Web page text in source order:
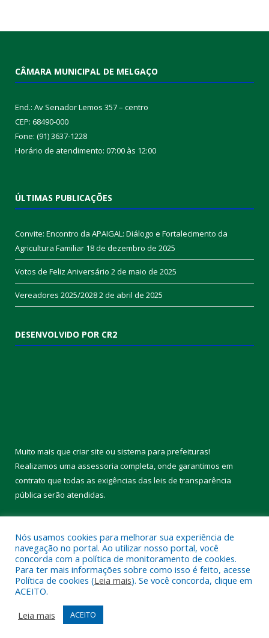
CÂMARA MUNICIPAL DE MELGAÇO
End.: Av Senador Lemos 357 – centro
CEP: 68490-000
Fone: (91) 3637-1228
Horário de atendimento: 07:00 às 12:00
ÚLTIMAS PUBLICAÇÕES
Convite: Encontro da APAIGAL: Diálogo e Fortalecimento da
Agricultura Familiar 18 de dezembro de 2025
Votos de Feliz Aniversário 2 de maio de 2025
Vereadores 2025/20282 de abril de 2025
DESENVOLVIDO POR CR2
Muito mais que criar site ou sistema para prefeituras!
Realizamos uma assessoria completa, onde garantimos em
contrato que todas as exigências das leis de transparência
pública serão atendidas.
Todos os direitos reservados a Câmara Municipal de Melgaço.
Mapa do Site
Acessar Área Administrativa
Acessar Webmail
Nós usamos cookies para melhorar sua experiência de
navegação no portal. Ao utilizar nosso portal, você
concorda com a política de monitoramento de cookies.
Para ter mais informações sobre como isso é feito, acesse
Política de cookies (Leia mais). Se você concorda, clique em
ACEITO.
Leia mais
ACEITO